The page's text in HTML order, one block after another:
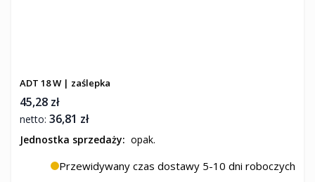
ADT 18 W | zaślepka
45,28 zł
36,81 zł
Jednostka sprzedaży: opak.
Przewidywany czas dostawy 5-10 dni roboczych